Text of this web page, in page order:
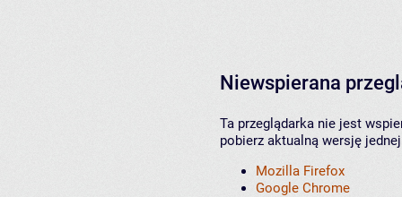
Niewspierana
Ta przeglądarka nie jest
pobierz aktualną wersję
Mozilla Firefox
Google Chrome